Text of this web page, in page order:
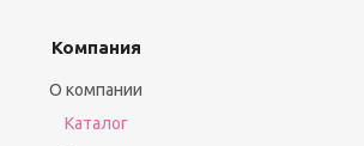
Компания
О компании
Каталог